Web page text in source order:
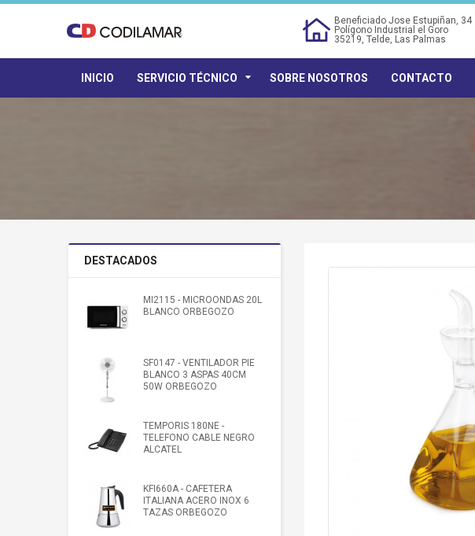
Beneficiado Jose Estupiñan, 34
Polígono Industrial el Goro
35219, Telde, Las Palmas
INICIO SERVICIO TÉCNICO SOBRE NOSOTROS CONTACTO
DESTACADOS
MI2115 - MICROONDAS 20L
BLANCO ORBEGOZO
SF0147 - VENTILADOR PIE
BLANCO 3 ASPAS 40CM
50W ORBEGOZO
TEMPORIS 180NE -
TELEFONO CABLE NEGRO
ALCATEL
KFI660A - CAFETERA
ITALIANA ACERO INOX 6
TAZAS ORBEGOZO
TRM34 - TERMO ELECTRICO
SF0244 - VENTILADOR PIE
MI2117 - MICROONDAS 20L
NEGRO ORBEGOZO
TECIN35 - TERMO
ELECTRICO 35L
(42,7DX47,5A) SUNFEEL